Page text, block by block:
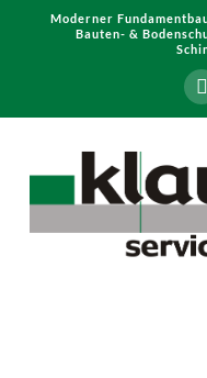
Moderner
Bauten- &
Klaus
Service
GmbH